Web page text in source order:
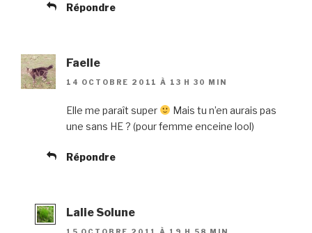
Répondre
Faelle
14 OCTOBRE 2011 À 13 H 30 MIN
Elle me paraît super
Mais tu n’en aurais pas
une sans HE ? (pour femme enceine lool)
Répondre
Lalie Solune